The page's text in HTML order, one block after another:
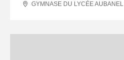
GYMNASE DU LYCÉE AUBANEL